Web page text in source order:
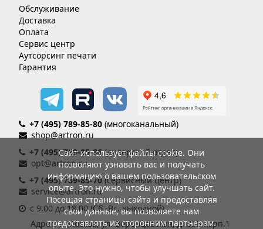
Обслуживание
Доставка
Оплата
Сервис центр
Аутсорсинг печати
Гарантия
+7 (495) 789-85-80 (многоканальный)
shop@artron.ru
+7 (495) 789-85-86(дилерский отдел)
opt@artron.ru
+7 (495) 789-85-70 (сервисный центр)
service@artron.ru
с 9.00 до 18.00 (Сб.-Вс. выходной)
Адрес: г. Москва, ул. Воронцовская, д. 35Б корп.1
Сайт использует файлы cookie. Они
позволяют узнавать вас и получать
информацию о вашем пользовательском
опыте. Это нужно, чтобы улучшать сайт.
Посещая страницы сайта и предоставляя
свои данные, вы позволяете нам
предоставлять их сторонним партнерам.